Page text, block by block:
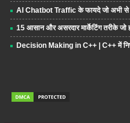
AI Chatbot Traffic के फायदे जो अभी से
15 आसान और असरदार मार्केटिंग तरीके
Decision Making in C++ | C++ में